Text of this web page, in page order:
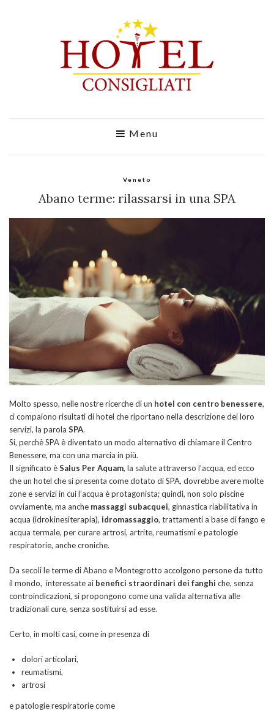
Menu
Veneto
Abano terme: rilassarsi in una SPA
Molto spesso, nelle nostre ricerche di un hotel con centro benessere,
ci compaiono risultati di hotel che riportano nella descrizione dei loro
servizi, la parola SPA.
Si, perchè SPA è diventato un modo alternativo di chiamare il Centro
Benessere, ma con una marcia in più.
Il significato èSalus Per Aquam, la salute attraverso l’acqua, ed ecco
che un hotel che si presenta come dotato di SPA, dovrebbe avere molte
zone e servizi in cui l’acqua è protagonista; quindi, non solo piscine
ovviamente, ma anche massaggi subacquei, ginnastica riabilitativa in
acqua (idrokinesiterapia), idromassaggio, trattamenti a base di fango e
acqua termale, per curare artrosi, artrite, reumatismi e patologie
respiratorie, anche croniche.
Da secoli le terme di Abano e Montegrotto accolgono persone da tutto
il mondo, interessate ai benefici straordinari dei fanghi che, senza
controindicazioni, si propongono come una valida alternativa alle
tradizionali cure, senza sostituirsi ad esse.
Certo, in molti casi, come in presenza di
dolori articolari,
reumatismi,
artrosi
e patologie respiratorie come